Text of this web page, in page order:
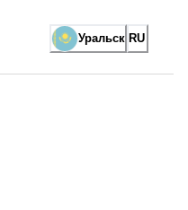
Уральск RU